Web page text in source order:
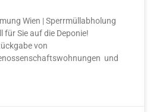
Wien | Sperrmüllabholung
für Sie auf die Deponie!
von
und